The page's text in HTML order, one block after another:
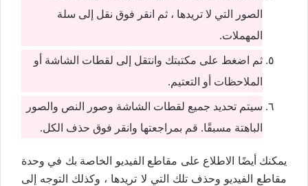
الصور التي لا تريدها ، ثم انقر فوق نقل إلى سلة
المهملات.
ثم اضغط على مكتبتك وانتقل إلى لقطات الشاشة أو
الملاحظات أو التعتيم.
سيتم تحديد جميع لقطات الشاشة وصور النص والصور
الباهتة مسبقًا. قم بمراجعتها وانقر فوق حذف الكل.
يمكنك أيضًا الاطلاع على مقاطع الفيديو الخاصة بك في وحدة
مقاطع الفيديو وحذف تلك التي لا تريدها ، وكذلك التوجه إلى